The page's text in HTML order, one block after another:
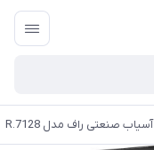
آسیاب صنعتی راف مدل R.7128